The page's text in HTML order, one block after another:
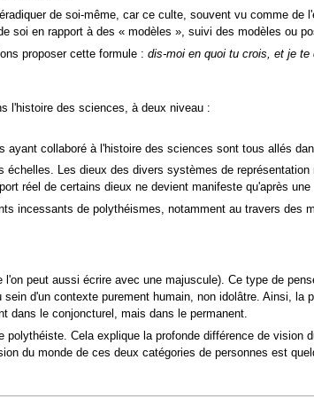
de soi-même, car ce culte, souvent vu comme de
soi en rapport à des « modèles », suivi des modèles ou
proposer cette formule : dis-moi en quoi tu crois, et je te
l'histoire des sciences, à deux niveau :
collaboré à l'histoire des sciences sont tous allés
Les dieux des divers systèmes de
réel de certains dieux ne devient manifeste qu'après une
incessants de polythéismes, notamment au travers des
peut aussi écrire avec une majuscule). Ce type de
d'un contexte purement humain, non idolâtre. Ainsi, la
dans le conjoncturel, mais dans le permanent.
Cela explique la profonde différence de vision
du monde de ces deux catégories de personnes est